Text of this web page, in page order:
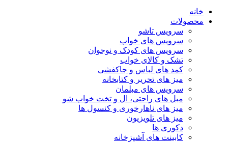
خانه
محصولات
سرویس تاشو
سرویس های خواب
سرویس های کودک و نوجوان
تشک و کالای خواب
کمد های لباس و جاکفشی
میز های تحریر و کتابخانه
سرویس های مبلمان
مبل های راحتی، ال و تخت خواب شو
میز های ناهارخوری و کنسول ها
میز های تلویزیون
دکوری ها
کابینت های آشپزخانه